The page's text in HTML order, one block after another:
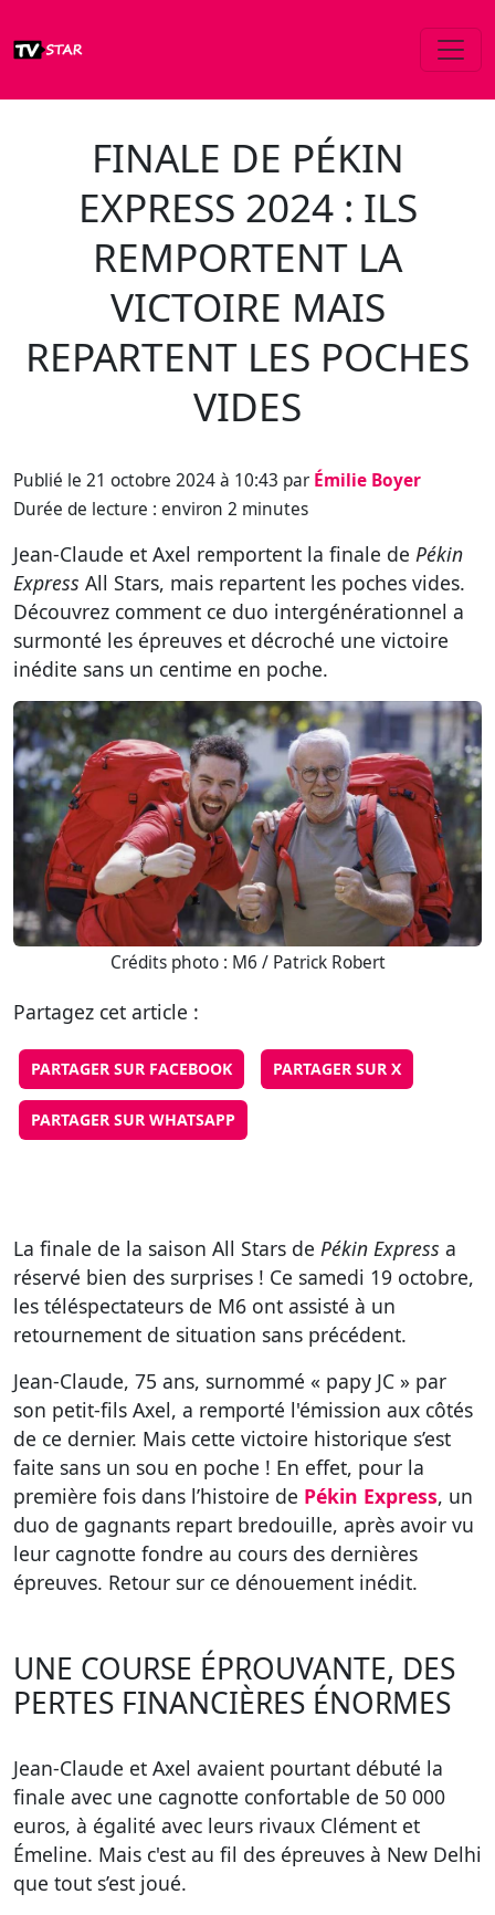
FINALE DE PÉKIN
EXPRESS 2024 : ILS
REMPORTENT LA
VICTOIRE MAIS
REPARTENT LES POCHES
VIDES
Publié le 21 octobre 2024 à 10:43 par Émilie Boyer
Durée de lecture : environ 2 minutes
Jean-Claude et Axel remportent la finale de Pékin
Express All Stars, mais repartent les poches vides.
Découvrez comment ce duo intergénérationnel a
surmonté les épreuves et décroché une victoire
inédite sans un centime en poche.
Crédits photo : M6 / Patrick Robert
Partagez cet article :
PARTAGER SUR FACEBOOK PARTAGER SUR X
PARTAGER SUR WHATSAPP
La finale de la saison All Stars de Pékin Express a
réservé bien des surprises ! Ce samedi 19 octobre,
les téléspectateurs de M6 ont assisté à un
retournement de situation sans précédent.
Jean-Claude, 75 ans, surnommé « papy JC » par
son petit-fils Axel, a remporté l'émission aux côtés
de ce dernier. Mais cette victoire historique s’est
faite sans un sou en poche ! En effet, pour la
première fois dans l’histoire de Pékin Express, un
duo de gagnants repart bredouille, après avoir vu
leur cagnotte fondre au cours des dernières
épreuves. Retour sur ce dénouement inédit.
UNE COURSE ÉPROUVANTE, DES
PERTES FINANCIÈRES ÉNORMES
Jean-Claude et Axel avaient pourtant débuté la
finale avec une cagnotte confortable de 50 000
euros, à égalité avec leurs rivaux Clément et
Émeline. Mais c'est au fil des épreuves à New Delhi
que tout s’est joué.